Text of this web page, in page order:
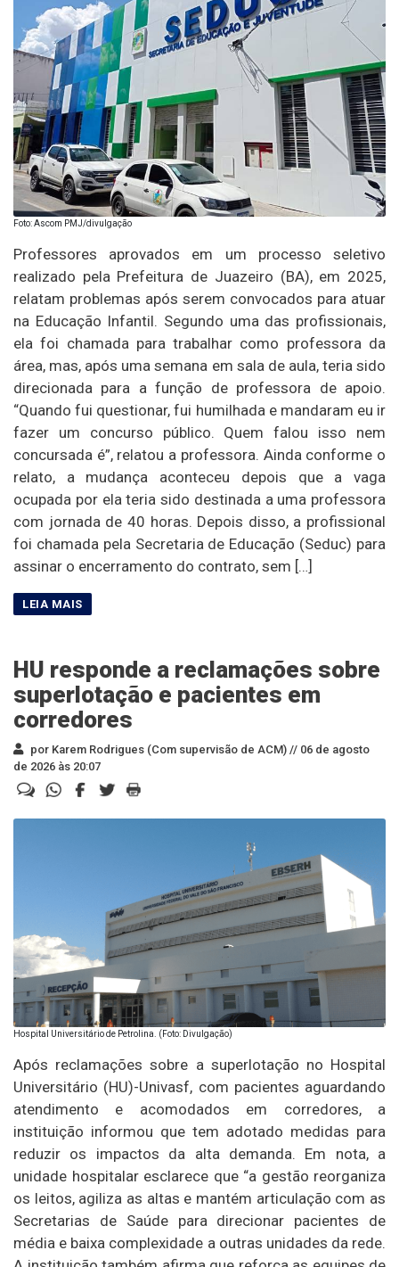
Foto: Ascom PMJ/divulgação
Professores aprovados em um processo seletivo
realizado pela Prefeitura de Juazeiro (BA), em 2025,
relatam problemas após serem convocados para atuar
na Educação Infantil. Segundo uma das profissionais,
ela foi chamada para trabalhar como professora da
área, mas, após uma semana em sala de aula, teria sido
direcionada para a função de professora de apoio.
“Quando fui questionar, fui humilhada e mandaram eu ir
fazer um concurso público. Quem falou isso nem
concursada é”, relatou a professora. Ainda conforme o
relato, a mudança aconteceu depois que a vaga
ocupada por ela teria sido destinada a uma professora
com jornada de 40 horas. Depois disso, a profissional
foi chamada pela Secretaria de Educação (Seduc) para
assinar o encerramento do contrato, sem […]
HU responde a reclamações sobre
superlotação e pacientes em
corredores
por Karem Rodrigues (Com supervisão de ACM) // 06 de agosto
de 2026 às 20:07
Hospital Universitário de Petrolina. (Foto: Divulgação)
Após reclamações sobre a superlotação no Hospital
Universitário (HU)-Univasf, com pacientes aguardando
atendimento e acomodados em corredores, a
instituição informou que tem adotado medidas para
reduzir os impactos da alta demanda. Em nota, a
unidade hospitalar esclarece que “a gestão reorganiza
os leitos, agiliza as altas e mantém articulação com as
Secretarias de Saúde para direcionar pacientes de
média e baixa complexidade a outras unidades da rede.